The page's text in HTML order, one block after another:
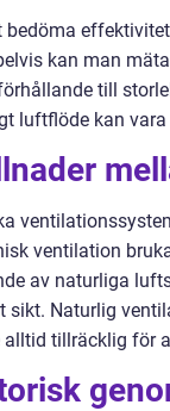
bedöma
kan man
till
luftflöde kan
ventilation
av naturliga
sikt. Naturlig
alltid tillräcklig för